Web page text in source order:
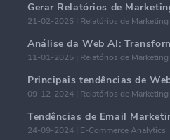
21-02-2025 | Relatórios de Marketing
11-01-2025 | Relatórios de Marketing
09-12-2024 | Relatórios de Marketing
24-09-2024 | E-Commerce Analytics